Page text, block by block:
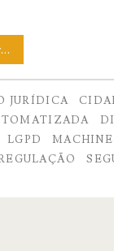
artificial
aplicada
ao
direito
JURÍDICA
LGPD
MACHINE